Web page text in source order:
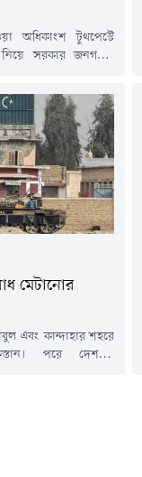
অধিকাংশ টুথপেস্টে
নিয়ে সরকার জনগণের
উর রহমান।মঙ্গলবার
সাম্প্রতিক
নিয়মিত সংবাদ
এ কথা জানান তিনি।
বেশিরভাগ টুথপেস্টেই
মেটানোর
এবং কান্দাহার শহরে
পরে দেশটির